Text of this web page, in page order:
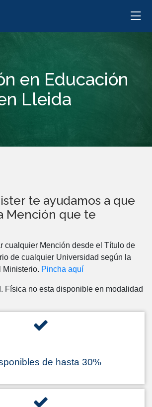
en Educación
Lleida
te ayudamos a que
Mención que te
cualquier Mención desde el Título de
de cualquier Universidad según la
Ministerio. Pincha aquí
Física no esta disponible en modalidad
de hasta 30%